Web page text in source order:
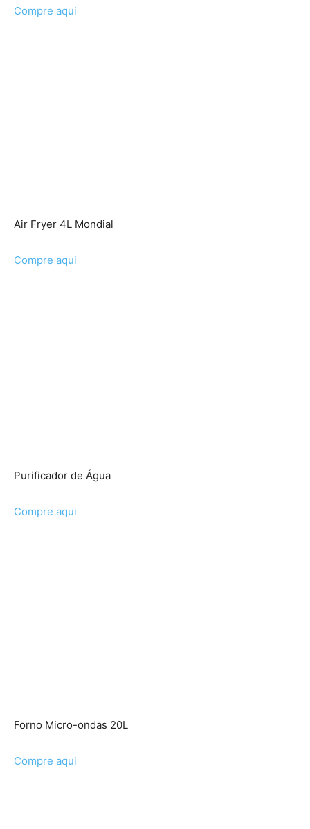
Compre aqui
Air Fryer 4L Mondial
Compre aqui
Purificador de Água
Compre aqui
Forno Micro-ondas 20L
Compre aqui